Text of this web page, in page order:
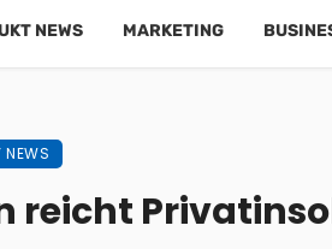
NEWS MARKETING
NEWS
reicht